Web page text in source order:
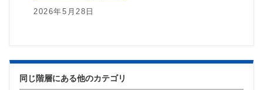
2026年5月28日
同じ階層にある他のカテゴリ